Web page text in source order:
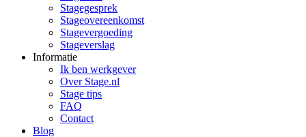
Stagegesprek
Stageovereenkomst
Stagevergoeding
Stageverslag
Informatie
Ik ben werkgever
Over Stage.nl
Stage tips
FAQ
Contact
Blog